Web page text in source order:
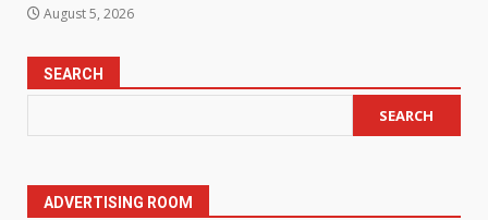
August 5, 2026
SEARCH
SEARCH
ADVERTISING ROOM